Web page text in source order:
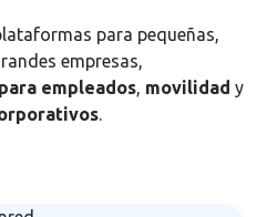
para pequeñas,
empresas,
empleados, movilidad y
.